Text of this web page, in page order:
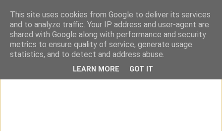
This site uses cookies from Google to deliver its services
and to analyze traffic. Your IP address and user-agent are
shared with Google along with performance and security
metrics to ensure quality of service, generate usage
statistics, and to detect and address abuse.
LEARN MORE GOT IT